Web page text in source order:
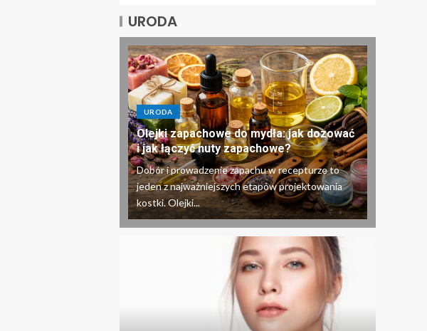
URODA
URODA
Olejki zapachowe do mydła: jak dozować
i jak łączyć nuty zapachowe?
Dobór i prowadzenie zapachu w recepturze to
jeden z najważniejszych etapów projektowania
kostki. Olejki...